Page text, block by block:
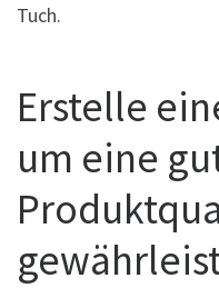
Tuch.
Erstelle
um eine